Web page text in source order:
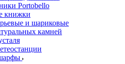
Portobello
книжки
и шариковые
камней